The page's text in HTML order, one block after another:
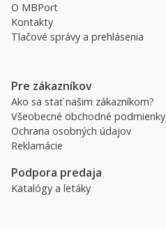
O MBPort
Kontakty
Tlačové správy a prehlásenia
Pre zákazníkov
Ako sa stať našim zákazníkom?
Všeobecné obchodné podmienky
Ochrana osobných údajov
Reklamácie
Podpora predaja
Katalógy a letáky